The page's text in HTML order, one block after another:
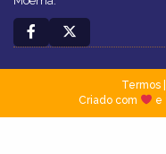
Termos|
Criado com
e